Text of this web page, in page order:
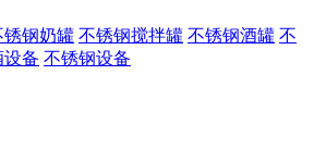
锈钢奶罐 不锈钢搅拌罐 不锈钢酒罐 不
设备 不锈钢设备